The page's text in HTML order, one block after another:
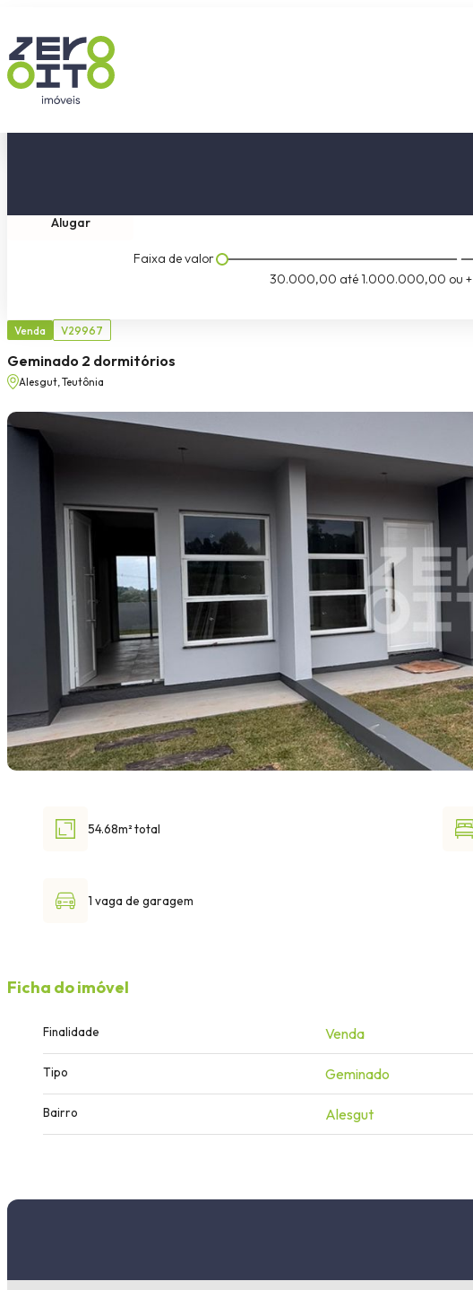
Alugar
Faixa de valor
30.000,00 até1.000.000,00 ou +
Venda V29967
Geminado 2 dormitórios
Alesgut, Teutônia
54.68m² total
1 vaga de garagem
Ficha do imóvel
Finalidade Venda
Tipo Geminado
Bairro Alesgut